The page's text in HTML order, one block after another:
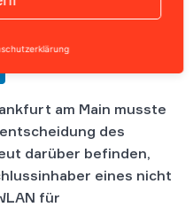
am Main musste
des
darüber befinden,
eines nicht
für